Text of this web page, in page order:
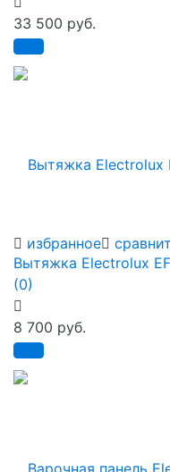
избранное
33 500 руб.
Вытяжка Electrolux
(0)
8 700 руб.